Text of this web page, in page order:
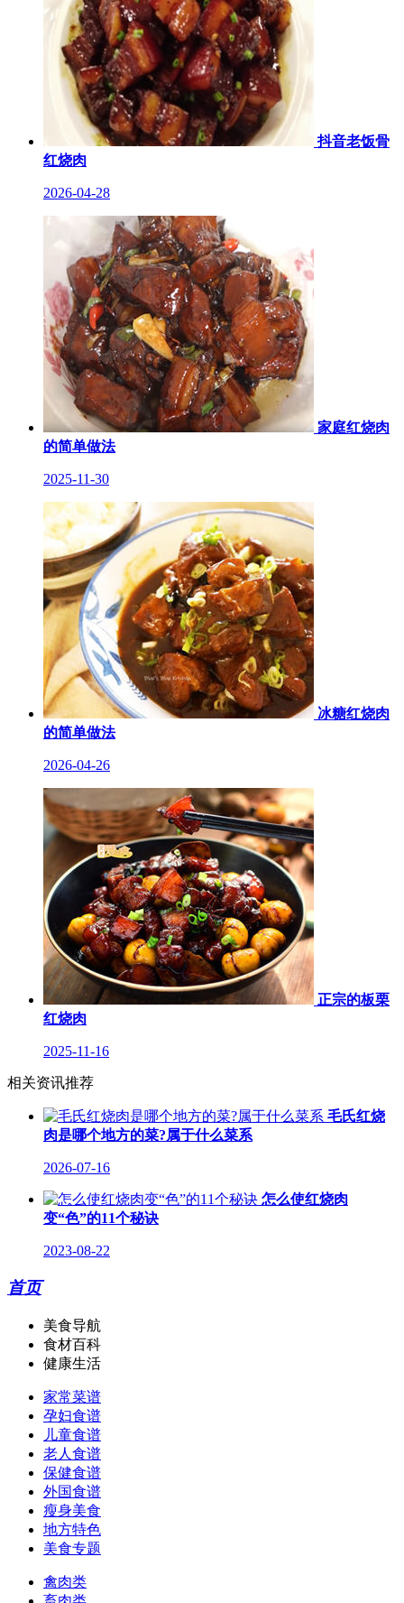
抖音老饭骨
红烧肉
2026-04-28
家庭红烧肉
的简单做法
2025-11-30
冰糖红烧肉
的简单做法
2026-04-26
正宗的板栗
红烧肉
2025-11-16
相关资讯推荐
毛氏红烧
肉是哪个地方的菜?属于什么菜系
2026-07-16
怎么使红烧肉
变“色”的11个秘诀
2023-08-22
首页
美食导航
食材百科
健康生活
家常菜谱
孕妇食谱
儿童食谱
老人食谱
保健食谱
外国食谱
瘦身美食
地方特色
美食专题
禽肉类